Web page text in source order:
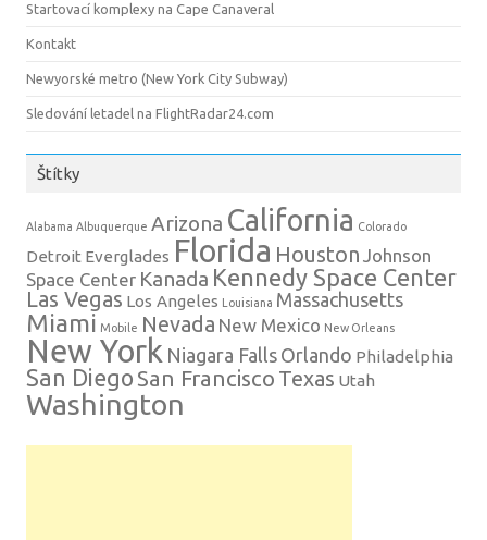
Startovací komplexy na Cape Canaveral
Kontakt
Newyorské metro (New York City Subway)
Sledování letadel na FlightRadar24.com
Štítky
Alabama Albuquerque Arizona California Colorado
Detroit Everglades Florida Houston Johnson
Space Center Kanada Kennedy Space Center
Las Vegas Los Angeles Louisiana Massachusetts
Miami Mobile Nevada New Mexico New Orleans
New York Niagara Falls Orlando Philadelphia
San Diego San Francisco Texas Utah
Washington